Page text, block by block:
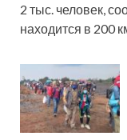
2 тыс. человек,
находится в 200